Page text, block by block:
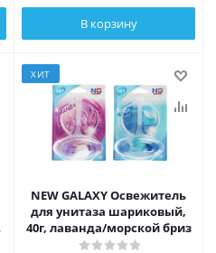
В корзину
ХИТ
NEW GALAXY Освежитель
для унитаза шариковый,
40г, лаванда/морской бриз